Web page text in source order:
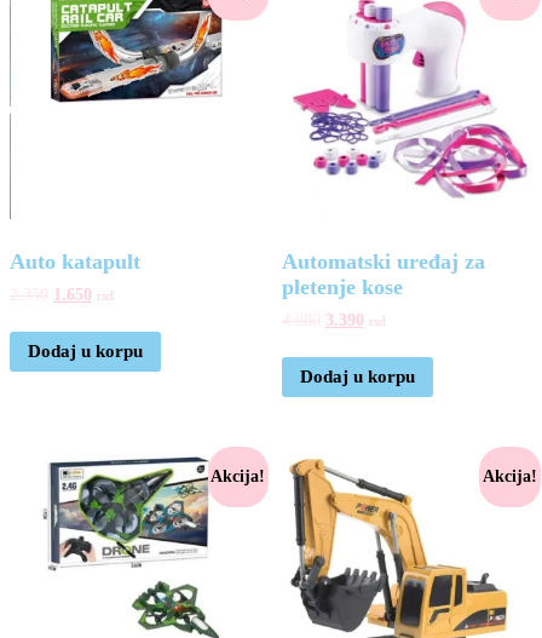
Auto katapult
1.650 rsd
Dodaj u korpu
Automatski uređaj za
pletenje kose
3.390 rsd
Dodaj u korpu
Akcija! Akcija!